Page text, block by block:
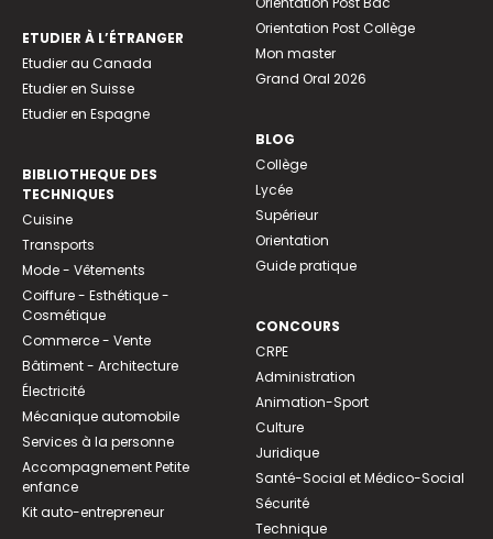
ETUDIER À L’ÉTRANGER
Etudier au Canada
Etudier en Suisse
Etudier en Espagne
BIBLIOTHEQUE DES
TECHNIQUES
Cuisine
Transports
Mode - Vêtements
Coiffure - Esthétique -
Cosmétique
Commerce - Vente
Bâtiment - Architecture
Électricité
Mécanique automobile
Services à la personne
Accompagnement Petite
enfance
Kit auto-entrepreneur
Orientation Post Collège
Mon master
Grand Oral 2026
BLOG
Collège
Lycée
Supérieur
Orientation
Guide pratique
CONCOURS
CRPE
Administration
Animation-Sport
Culture
Juridique
Santé-Social et Médico-Social
Sécurité
Technique